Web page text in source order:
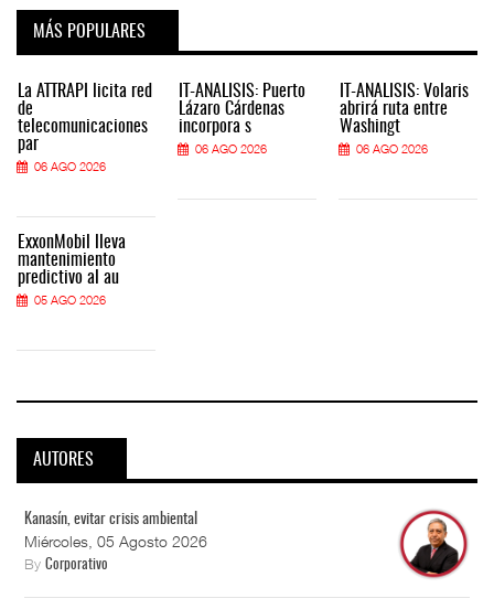
MÁS POPULARES
La ATTRAPI licita red
de
telecomunicaciones
par
06 AGO 2026
ExxonMobil lleva
mantenimiento
predictivo al au
05 AGO 2026
IT-ANÁLISIS: Puerto
Lázaro Cárdenas
incorpora s
06 AGO 2026
IT-ANÁLISIS: Volaris
abrirá ruta entre
Washingt
06 AGO 2026
AUTORES
Kanasín, evitar crisis ambiental
Miércoles, 05 Agosto 2026
By Corporativo